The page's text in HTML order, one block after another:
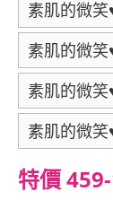
素肌的微
素肌的微
素肌的微
素肌的微
特價